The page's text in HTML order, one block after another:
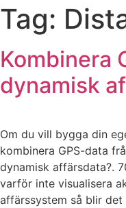
Tag:
Kombinera
dynamisk
Om du vill bygga din
kombinera GPS-data
dynamisk affärsdata?.
varför inte visualisera
affärssystem så blir